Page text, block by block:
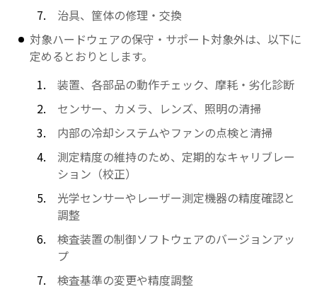
治具、筐体の修理・交換
対象ハードウェアの保守・サポート対象外は、以下に
定めるとおりとします。
装置、各部品の動作チェック、摩耗・劣化診断
センサー、カメラ、レンズ、照明の清掃
内部の冷却システムやファンの点検と清掃
測定精度の維持のため、定期的なキャリブレー
ション（校正）
光学センサーやレーザー測定機器の精度確認と
調整
検査装置の制御ソフトウェアのバージョンアッ
プ
検査基準の変更や精度調整